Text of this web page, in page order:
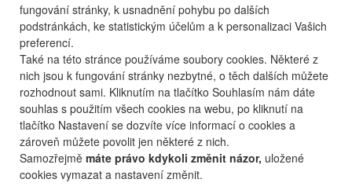
fungování stránky, k usnadnění pohybu po dalších
podstránkách, ke statistickým účelům a k personalizaci Vašich
preferencí.
Také na této stránce používáme soubory cookies. Některé z
nich jsou k fungování stránky nezbytné, o těch dalších můžete
rozhodnout sami. Kliknutím na tlačítko Souhlasím nám dáte
souhlas s použitím všech cookies na webu, po kliknutí na
tlačítko Nastavení se dozvíte více informací o cookies a
zároveň můžete povolit jen některé z nich.
Samozřejmě máte právo kdykoli změnit názor, uložené
cookies vymazat a nastavení změnit.
09.08.-...• 2 osoby
Od nejoblíbenějšího Od nejlevnějšího Od nejdražšího
Od nejbližšího termínu
Probíhá vyhledávání